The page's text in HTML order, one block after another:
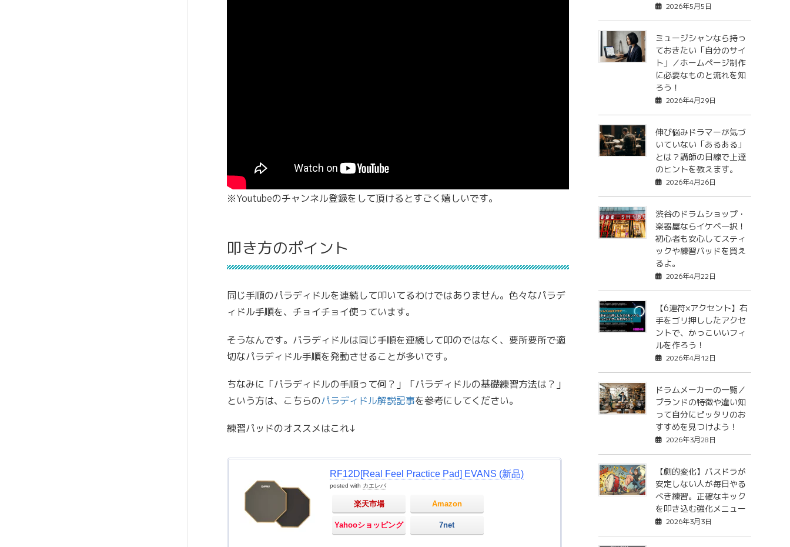
※Youtubeのチャンネル登録をして頂けるとすごく嬉しいです。
叩き方のポイント
同じ手順のパラディドルを連続して叩いてるわけではありません。色々なパラデ
ィドル手順を、チョイチョイ使っています。
そうなんです。パラディドルは同じ手順を連続して叩のではなく、要所要所で適
切なパラディドル手順を発動させることが多いです。
ちなみに「パラディドルの手順って何？」「パラディドルの基礎練習方法は？」
という方は、こちらのパラディドル解説記事を参考にしてください。
練習パッドのオススメはこれ↓
RF12D[Real Feel Practice Pad] EVANS (新品)
posted with カエレバ
楽天市場 Amazon
Yahooショッピング 7net
2026年5月5日
ミュージシャンなら持っ
ておきたい「自分のサイ
ト」／ホームページ制作
に必要なものと流れを知
ろう！
2026年4月29日
伸び悩みドラマーが気づ
いていない「あるある」
とは？講師の目線で上達
のヒントを教えます。
2026年4月26日
渋谷のドラムショップ・
楽器屋ならイケベ一択！
初心者も安心してスティ
ックや練習パッドを買え
るよ。
2026年4月22日
【6連符×アクセント】右
手をゴリ押ししたアクセ
ントで、かっこいいフィ
ルを作ろう！
2026年4月12日
ドラムメーカーの一覧／
ブランドの特徴や違い知
って自分にピッタリのお
すすめを見つけよう！
2026年3月28日
【劇的変化】バスドラが
安定しない人が毎日やる
べき練習。正確なキック
を叩き込む強化メニュー
2026年3月3日